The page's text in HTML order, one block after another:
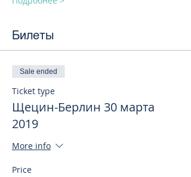
Билеты
Sale ended
Ticket type
Щецин-Берлин 30 марта
2019
More info
Price